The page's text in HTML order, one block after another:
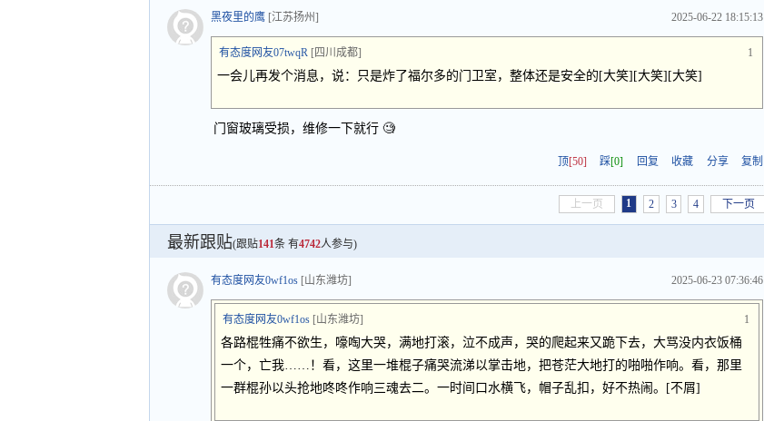
黑夜里的鹰 [江苏扬州] 2025-06-22 18:15:13
有态度网友07twqR [四川成都] 1
一会儿再发个消息，说：只是炸了福尔多的门卫室，整体还是安全的[大笑][大笑][大笑]
门窗玻璃受损，维修一下就行 🧐
顶[50] 踩[0] 回复 收藏 分享 复制
上一页 1 2 3 4 下一页
最新跟贴(跟贴141条 有4742人参与)
有态度网友0wf1os [山东潍坊] 2025-06-23 07:36:46
有态度网友0wf1os [山东潍坊] 1
各路棍牲痛不欲生，嚎啕大哭，满地打滚，泣不成声，哭的爬起来又跪下去，大骂没内衣饭桶
一个，亡我……！看，这里一堆棍子痛哭流涕以掌击地，把苍茫大地打的啪啪作响。看，那里
一群棍孙以头抢地咚咚作响三魂去二。一时间口水横飞，帽子乱扣，好不热闹。[不屑]